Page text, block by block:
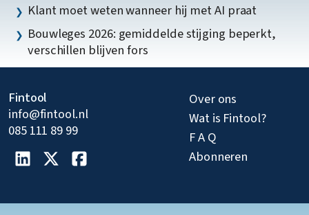
Klant moet weten wanneer hij met AI praat
Bouwleges 2026: gemiddelde stijging beperkt,
verschillen blijven fors
Fintool
info@fintool.nl
085 111 89 99
Over ons
Wat is Fintool?
F A Q
Abonneren